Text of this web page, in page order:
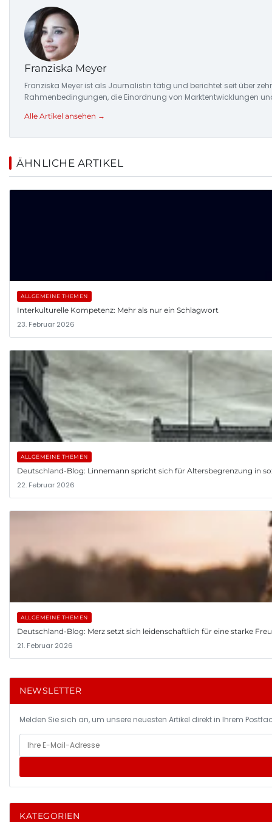
Franziska Meyer
Franziska Meyer ist als Journalistin tätig und berichtet seit über
Rahmenbedingungen, die Einordnung von Marktentwicklungen
Alle Artikel ansehen →
ÄHNLICHE ARTIKEL
ALLGEMEINE THEMEN
Interkulturelle Kompetenz: Mehr als nur ein Schlagwort
23. Februar 2026
ALLGEMEINE THEMEN
Deutschland-Blog: Linnemann spricht sich für Altersbegrenzung in
22. Februar 2026
ALLGEMEINE THEMEN
Deutschland-Blog: Merz setzt sich leidenschaftlich für eine starke
21. Februar 2026
NEWSLETTER
Melden Sie sich an, um unsere neuesten Artikel direkt in Ihrem
KATEGORIEN